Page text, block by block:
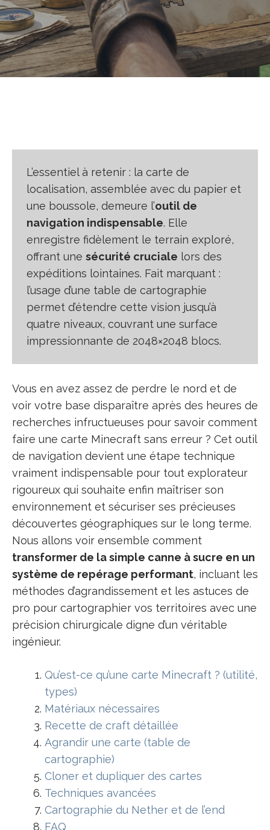
L’essentiel à retenir : la carte de
localisation, assemblée avec du papier et
une boussole, demeure l’outil de
navigation indispensable. Elle
enregistre fidèlement le terrain exploré,
offrant une sécurité cruciale lors des
expéditions lointaines. Fait marquant :
l’usage d’une table de cartographie
permet d’étendre cette vision jusqu’à
quatre niveaux, couvrant une surface
impressionnante de 2048×2048 blocs.
Vous en avez assez de perdre le nord et de
voir votre base disparaître après des heures de
recherches infructueuses pour savoir comment
faire une carte Minecraft sans erreur ? Cet outil
de navigation devient une étape technique
vraiment indispensable pour tout explorateur
rigoureux qui souhaite enfin maîtriser son
environnement et sécuriser ses précieuses
découvertes géographiques sur le long terme.
Nous allons voir ensemble comment
transformer de la simple canne à sucre en un
système de repérage performant, incluant les
méthodes d’agrandissement et les astuces de
pro pour cartographier vos territoires avec une
précision chirurgicale digne d’un véritable
ingénieur.
Qu’est-ce qu’une carte Minecraft ? (utilité,
types)
Matériaux nécessaires
Recette de craft détaillée
Agrandir une carte (table de
cartographie)
Cloner et dupliquer des cartes
Techniques avancées
Cartographie du Nether et de l’end
FAQ